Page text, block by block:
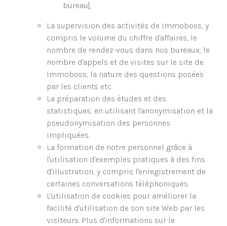
bureau],
La supervision des activités de Immoboss, y
compris le volume du chiffre d'affaires, le
nombre de rendez-vous dans nos bureaux, le
nombre d'appels et de visites sur le site de
Immoboss, la nature des questions posées
par les clients etc.
La préparation des études et des
statistiques, en utilisant l'anonymisation et la
pseudonymisation des personnes
impliquées.
La formation de notre personnel grâce à
l'utilisation d'exemples pratiques à des fins
d'illustration, y compris l'enregistrement de
certaines conversations téléphoniques.
L'utilisation de cookies pour améliorer la
facilité d'utilisation de son site Web par les
visiteurs. Plus d'informations sur le